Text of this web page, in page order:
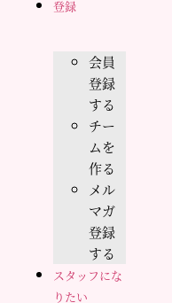
登録
会員
登録
する
チー
ムを
作る
メル
マガ
登録
する
スタッフにな
りたい